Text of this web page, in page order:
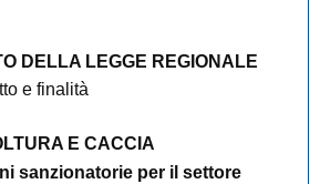
DELLA LEGGE REGIONALE
e finalità
E CACCIA
sanzionatorie per il settore